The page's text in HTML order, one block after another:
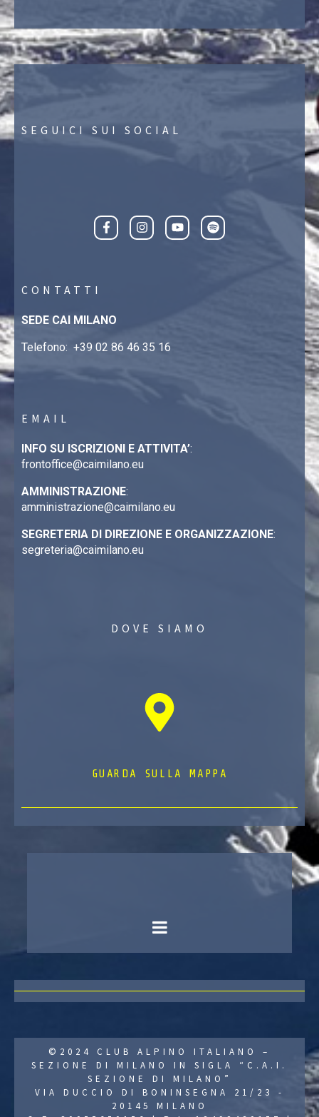
SEGUICI SUI SOCIAL
CONTATTI
SEDE CAI MILANO
Telefono: +39 02 86 46 35 16
EMAIL
INFO SU ISCRIZIONI E ATTIVITA’:
frontoffice@caimilano.eu
AMMINISTRAZIONE:
amministrazione@caimilano.eu
SEGRETERIA DI DIREZIONE E ORGANIZZAZIONE:
segreteria@caimilano.eu
DOVE SIAMO
GUARDA SULLA MAPPA
©2024 CLUB ALPINO ITALIANO –
SEZIONE DI MILANO IN SIGLA “C.A.I.
SEZIONE DI MILANO”
VIA DUCCIO DI BONINSEGNA 21/23 -
20145 MILANO